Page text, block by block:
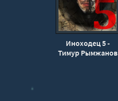
Иноходец 5 -
Тимур Рымжанов